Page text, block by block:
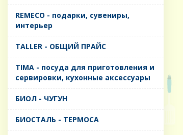
REMECO - подарки, сувениры,
интерьер
TALLER - ОБЩИЙ ПРАЙС
TIMA - посуда для приготовления и
сервировки, кухонные аксессуары
БИОЛ - ЧУГУН
БИОСТАЛЬ - ТЕРМОСА